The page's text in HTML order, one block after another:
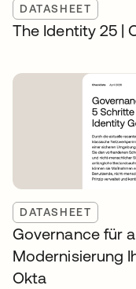
DATASHEET
The Identity 25 |
DATASHEET
Governance für
Modernisierung
Okta